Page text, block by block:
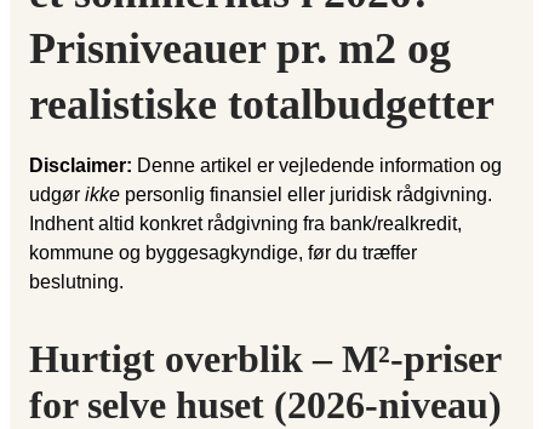
Prisniveauer pr. m2 og
realistiske totalbudgetter
Disclaimer: Denne artikel er vejledende information og
udgør ikke personlig finansiel eller juridisk rådgivning.
Indhent altid konkret rådgivning fra bank/realkredit,
kommune og byggesagkyndige, før du træffer
beslutning.
Hurtigt overblik – M²-priser
for selve huset (2026-niveau)